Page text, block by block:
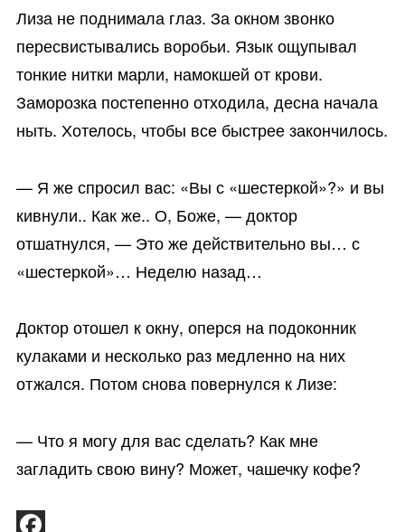
Лиза не поднимала глаз. За окном звонко
пересвистывались воробьи. Язык ощупывал
тонкие нитки марли, намокшей от крови.
Заморозка постепенно отходила, десна начала
ныть. Хотелось, чтобы все быстрее закончилось.
— Я же спросил вас: «Вы с «шестеркой»?» и вы
кивнули.. Как же.. О, Боже, — доктор
отшатнулся, — Это же действительно вы… с
«шестеркой»… Неделю назад…
Доктор отошел к окну, оперся на подоконник
кулаками и несколько раз медленно на них
отжался. Потом снова повернулся к Лизе:
— Что я могу для вас сделать? Как мне
загладить свою вину? Может, чашечку кофе?